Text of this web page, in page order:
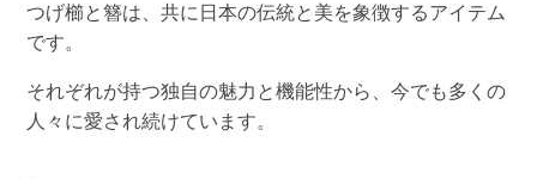
つげ櫛と簪は、共に日本の伝統と美を象徴するアイテム
です。
それぞれが持つ独自の魅力と機能性から、今でも多くの
人々に愛され続けています。